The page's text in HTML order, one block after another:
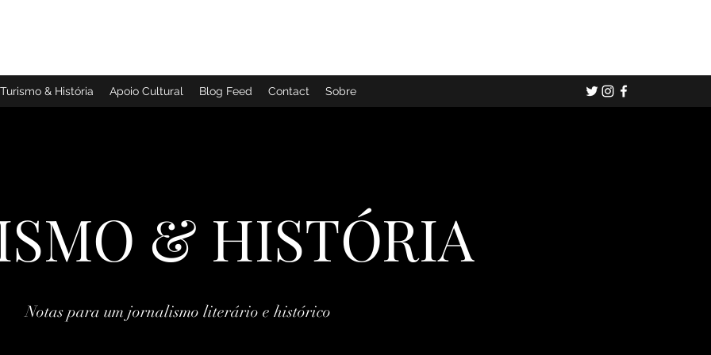
Turismo & História Apoio Cultural Blog Feed Contact Sobre
& HISTÓRIA
Notas para um jornalismo literário e histórico